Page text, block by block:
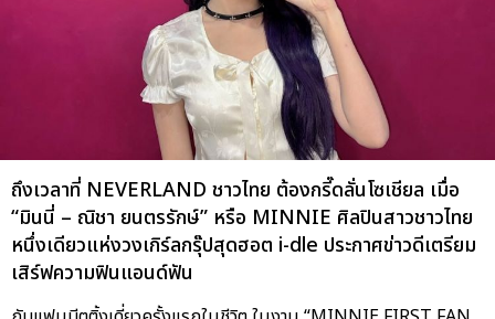
ถึงเวลาที่ NEVERLAND ชาวไทย ต้องกรี๊ดลั่นโซเชียล เมื่อ
“มินนี่ – ณิชา ยนตรรักษ์” หรือ MINNIE ศิลปินสาวชาวไทย
หนึ่งเดียวแห่งวงเกิร์ลกรุ๊ปสุดฮอต i-dle ประกาศข่าวดีเตรียม
เสิร์ฟความฟินแอนด์ฟัน